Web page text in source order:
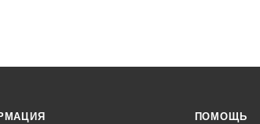
ПОМОЩЬ